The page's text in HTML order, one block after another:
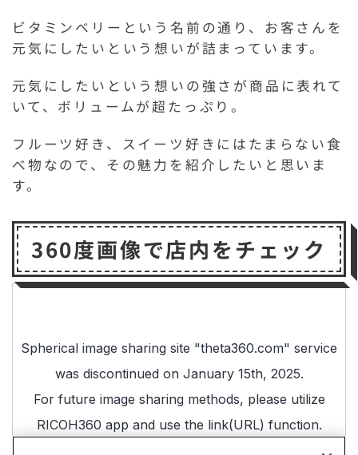
ビタミンベリーという名前の通り、お客さんを
元気にしたいという想いが詰まっています。
元気にしたいという想いの強さが商品に表れて
いて、ボリュームが超たっぷり。
フルーツ好き、スイーツ好きにはたまらない食
べ物なので、その魅力を紹介したいと思いま
す。
360度画像で店内をチェック